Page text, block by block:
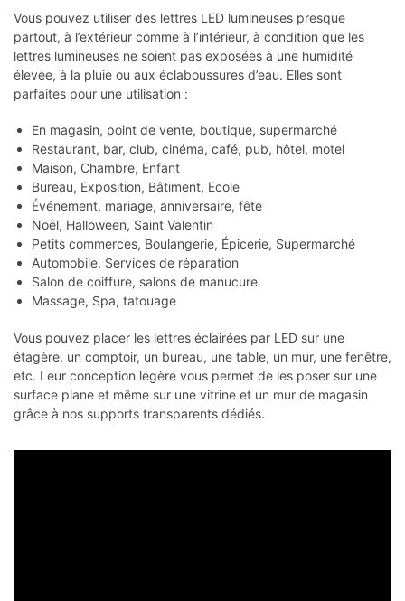
Vous pouvez utiliser des lettres LED lumineuses presque
partout, à l’extérieur comme à l’intérieur, à condition que les
lettres lumineuses ne soient pas exposées à une humidité
élevée, à la pluie ou aux éclaboussures d’eau. Elles sont
parfaites pour une utilisation :
En magasin, point de vente, boutique, supermarché
Restaurant, bar, club, cinéma, café, pub, hôtel, motel
Maison, Chambre, Enfant
Bureau, Exposition, Bâtiment, Ecole
Événement, mariage, anniversaire, fête
Noël, Halloween, Saint Valentin
Petits commerces, Boulangerie, Épicerie, Supermarché
Automobile, Services de réparation
Salon de coiffure, salons de manucure
Massage, Spa, tatouage
Vous pouvez placer les lettres éclairées par LED sur une
étagère, un comptoir, un bureau, une table, un mur, une fenêtre,
etc. Leur conception légère vous permet de les poser sur une
surface plane et même sur une vitrine et un mur de magasin
grâce à nos supports transparents dédiés.